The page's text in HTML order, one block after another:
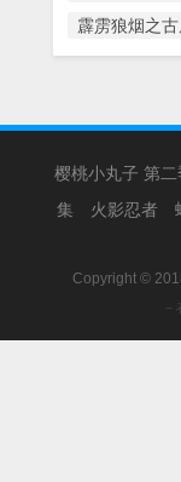
霹雳狼烟之
樱桃小丸子 第二
集
火影忍者
Copyright ©